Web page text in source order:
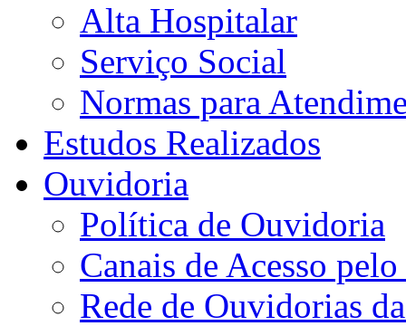
Alta Hospitalar
Serviço Social
Normas para
Estudos Realizados
Ouvidoria
Política de Ouvidoria
Canais de Acesso
Rede de Ouvidorias